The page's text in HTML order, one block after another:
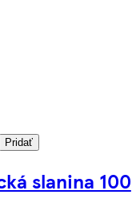
Pridať
slanina 100